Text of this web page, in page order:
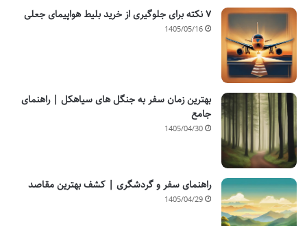
۷ نکته برای جلوگیری از خرید بلیط هواپیمای جعلی
1405/05/16
بهترین زمان سفر به جنگل های سیاهکل | راهنمای
جامع
1405/04/30
راهنمای سفر و گردشگری | کشف بهترین مقاصد
1405/04/29